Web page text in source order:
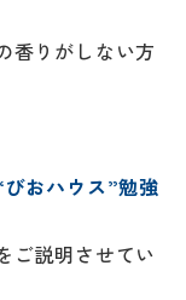
香りがしない方
びおハウス”勉強
ご説明させてい